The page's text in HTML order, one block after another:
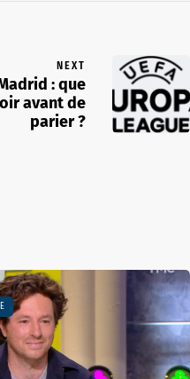
NEXT
: que
avant de
parier ?